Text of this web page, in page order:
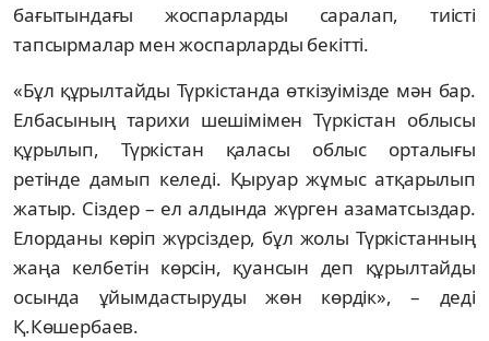
бағытындағы жоспарларды саралап, тиісті
тапсырмалар мен жоспарларды бекітті.
«Бұл құрылтайды Түркістанда өткізуімізде мән бар.
Елбасының тарихи шешімімен Түркістан облысы
құрылып, Түркістан қаласы облыс орталығы
ретінде дамып келеді. Қыруар жұмыс атқарылып
жатыр. Сіздер – ел алдында жүрген азаматсыздар.
Елорданы көріп жүрсіздер, бұл жолы Түркістанның
жаңа келбетін көрсін, қуансын деп құрылтайды
осында ұйымдастыруды жөн көрдік», – деді
Қ.Көшербаев.